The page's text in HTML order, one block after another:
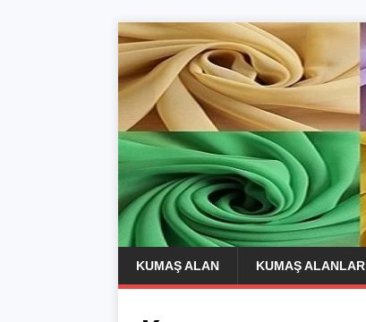
KUMAŞ ALAN KUMAŞ ALANLAR